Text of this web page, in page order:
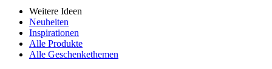
Weitere Ideen
Neuheiten
Inspirationen
Alle Produkte
Alle Geschenkethemen